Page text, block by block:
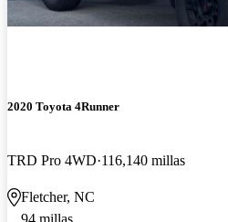
2020 Toyota 4Runner
TRD Pro 4WD 116,140 millas
Fletcher, NC